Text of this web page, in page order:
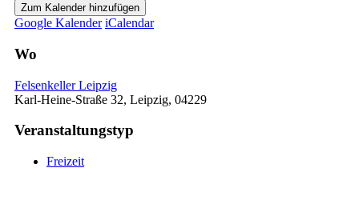
Zum Kalender hinzufügen
Google Kalender iCalendar
Wo
Felsenkeller Leipzig
Karl-Heine-Straße 32, Leipzig, 04229
Veranstaltungstyp
Freizeit